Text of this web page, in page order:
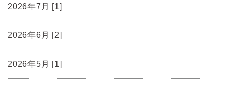
2026年7月 [1]
2026年6月 [2]
2026年5月 [1]